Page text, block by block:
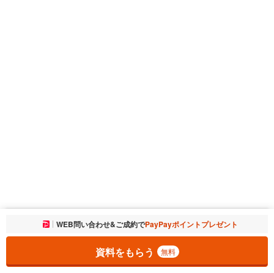
お気に入りに追加しました。 一覧を開く
WEB問い合わせ&ご成約でPayPayポイントプレゼント
資料をもらう 無料